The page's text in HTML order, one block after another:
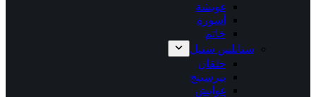
غويشة
أسورة
خاتم
ستانلس ستيل
حلقان
بيرسينج
غوايش